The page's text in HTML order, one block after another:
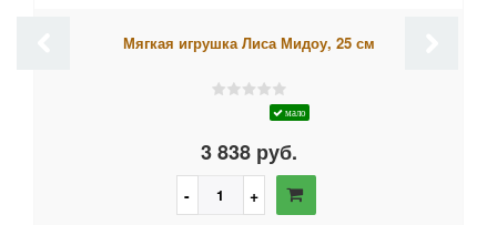
Мягкая игрушка Лиса Мидоу, 25 см
мало
3 838 руб.